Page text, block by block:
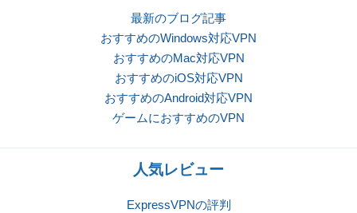
最新のブログ記事
おすすめのWindows対応VPN
おすすめのMac対応VPN
おすすめのiOS対応VPN
おすすめのAndroid対応VPN
ゲームにおすすめのVPN
人気レビュー
ExpressVPNの評判